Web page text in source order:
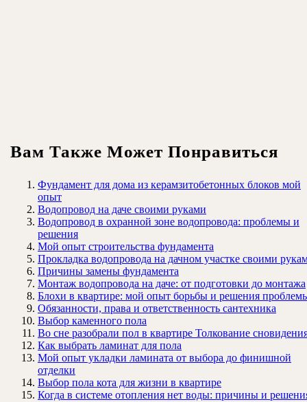
Вам Также Может Понравиться
Фундамент для дома из керамзитобетонных блоков мой
опыт
Водопровод на даче своими руками
Водопровод в охранной зоне водопровода: проблемы и
решения
Мой опыт строительства фундамента
Прокладка водопровода на дачном участке своими
Причины замены фундамента
Монтаж водопровода на даче: от подготовки до монтажа
Блохи в квартире: мой опыт борьбы и решения
Обязанности, права и ответственность сантехника
Выбор каменного пола
Во сне разобрали пол в квартире Толкование
Как выбрать ламинат для пола
Мой опыт укладки ламината от выбора до финишной
отделки
Выбор пола кота для жизни в квартире
Когда в системе отопления нет воды: причины и